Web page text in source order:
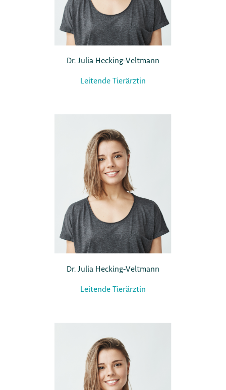
Dr. Julia Hecking-Veltmann
Leitende Tierärztin
Dr. Julia Hecking-Veltmann
Leitende Tierärztin